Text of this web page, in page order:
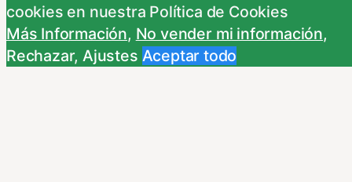
derrotado-da
cookies en nuestra Política de Cookies
Más Información, No vender mi información,
Rechazar,Ajustes Aceptar todo